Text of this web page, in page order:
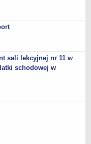
sali lekcyjnej nr 11 w
schodowej w